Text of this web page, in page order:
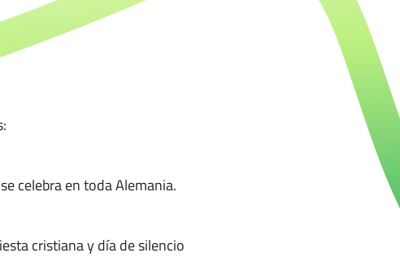
celebra en toda Alemania.
cristiana y día de silencio